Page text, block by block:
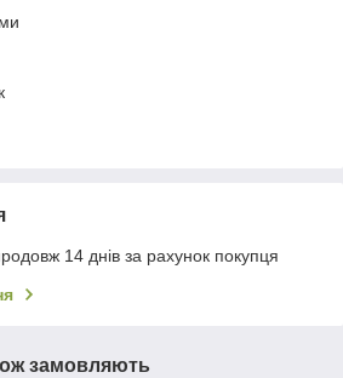
14 днів за рахунок покупця
замовляють